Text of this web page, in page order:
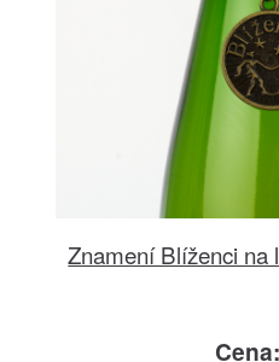
Znamení Blíženci na